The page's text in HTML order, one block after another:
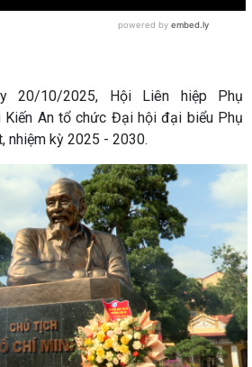
20/10/2025, Hội Liên hiệp Phụ
Kiến An tổ chức Đại hội đại biểu Phụ
nhiệm kỳ 2025 - 2030.